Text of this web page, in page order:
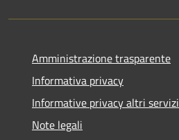
Amministrazione trasparente
Informativa privacy
Informative privacy altri servizi
Note legali